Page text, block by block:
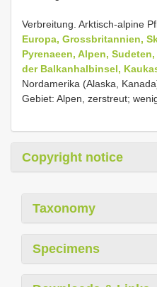
Verbreitung. Arktisch-alpine
Europa, Grossbritannien,
Pyrenaeen, Alpen,
der Balkanhalbinsel,
Nordamerika (Alaska,
Gebiet: Alpen, zerstreut;
Copyright notice
Taxonomy
Specimens